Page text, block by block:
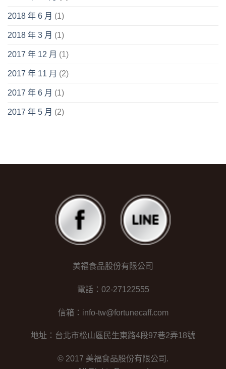
2018 年 6 月 (1)
2018 年 3 月 (1)
2017 年 12 月 (1)
2017 年 11 月 (2)
2017 年 6 月 (1)
2017 年 5 月 (2)
美福食品股份有限公司
電話：02-27122555
信箱：info-tw@fortunecaff.com
地址：台北市松山區民生東路4段97巷2弄18號
© 2017 美福食品股份有限公司.